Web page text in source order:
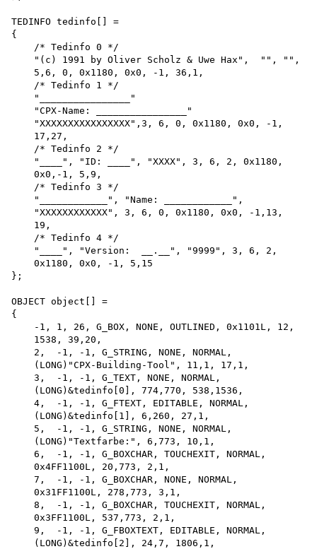
TEDINFO tedinfo[] =
{
    /* Tedinfo 0 */
    "(c) 1991 by Oliver Scholz & Uwe Hax",  "", "",
    5,6, 0, 0x1180, 0x0, -1, 36,1,
    /* Tedinfo 1 */
    "________________"
    "CPX-Name: ________________"
    "XXXXXXXXXXXXXXXX",3, 6, 0, 0x1180, 0x0, -1,
    17,27,
    /* Tedinfo 2 */
    "____", "ID: ____", "XXXX", 3, 6, 2, 0x1180,
    0x0,-1, 5,9,
    /* Tedinfo 3 */
    "____________", "Name: ____________",
    "XXXXXXXXXXXX", 3, 6, 0, 0x1180, 0x0, -1,13,
    19,
    /* Tedinfo 4 */
    "____", "Version:  __.__", "9999", 3, 6, 2,
    0x1180, 0x0, -1, 5,15
};
OBJECT object[] =
{
    -1, 1, 26, G_BOX, NONE, OUTLINED, 0x1101L, 12,
    1538, 39,20,
    2,  -1, -1, G_STRING, NONE, NORMAL,
    (LONG)"CPX-Building-Tool", 11,1, 17,1,
    3,  -1, -1, G_TEXT, NONE, NORMAL,
    (LONG)&tedinfo[0], 774,770, 538,1536,
    4,  -1, -1, G_FTEXT, EDITABLE, NORMAL,
    (LONG)&tedinfo[1], 6,260, 27,1,
    5,  -1, -1, G_STRING, NONE, NORMAL,
    (LONG)"Textfarbe:", 6,773, 10,1,
    6,  -1, -1, G_BOXCHAR, TOUCHEXIT, NORMAL,
    0x4FF1100L, 20,773, 2,1,
    7,  -1, -1, G_BOXCHAR, NONE, NORMAL,
    0x31FF1100L, 278,773, 3,1,
    8,  -1, -1, G_BOXCHAR, TOUCHEXIT, NORMAL,
    0x3FF1100L, 537,773, 2,1,
    9,  -1, -1, G_FBOXTEXT, EDITABLE, NORMAL,
    (LONG)&tedinfo[2], 24,7, 1806,1,